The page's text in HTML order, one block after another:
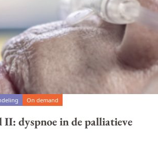
On demand
II: dyspnoe in de palliatieve